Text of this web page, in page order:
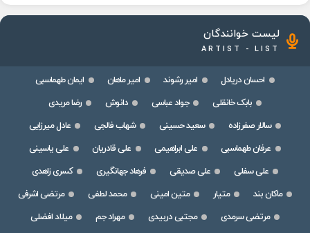
لیست خوانندگان
ARTIST - LIST
احسان دریادل امیر رشوند امیر ماهان
ایمان طهماسبی
بابک خانقلی
جواد عباسی دانوش
رضا مریدی
سالار صفرزاده
سعید حسینی شهاب فالجی
عادل میرزایی
عرفان طهماسبی
علی ابراهیمی علی قادریان
علی یاسینی
علی سفلی
علی صدیقی فرهاد جهانگیری
کسری زاهدی
ماکان بند
متیار متین امینی محمد لطفی
مرتضی اشرفی
مرتضی سرمدی
مجتبی دربیدی مهراد جم
میلاد افضلی